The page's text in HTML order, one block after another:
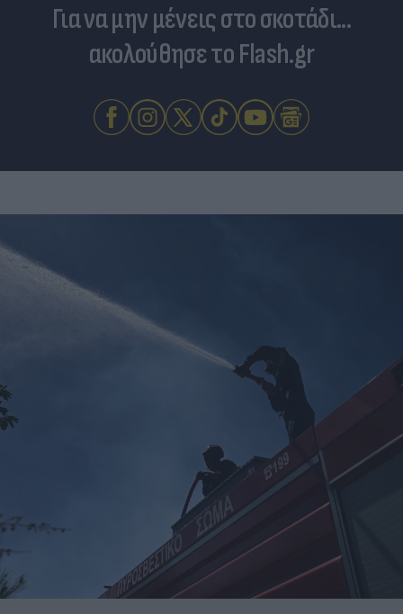
Για να μην μένεις στο σκοτάδι...
ακολούθησε το Flash.gr